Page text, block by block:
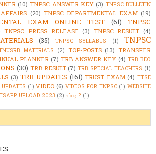
(10) TNPSC ANSWER KEY (3) TNPSC BULLETIN
(20) TNPSC DEPARTMENTAL EXAM (19)
EXAM ONLINE TEST (61)
TNPSC
TNPSC PRESS RELEASE (3) TNPSC RESULT (4)
(35) TNPSC SYLLABUS (1)
TNPSC
MATERIALS (2) TOP-POSTS (13) TRANSFER
PLANNER (7) TRB ANSWER KEY (4) TRB BEO
(30) TRB RESULT (7) TRB SPECIAL TEACHERS (1)
(3) TRB UPDATES (161) TRUST EXAM (4) TTSE
UPDATES (1) VIDEO (6) VIDEOS FOR TNPSC (1) WEBSITE
UPLOAD 2023 (2) எப்படி ? (1)